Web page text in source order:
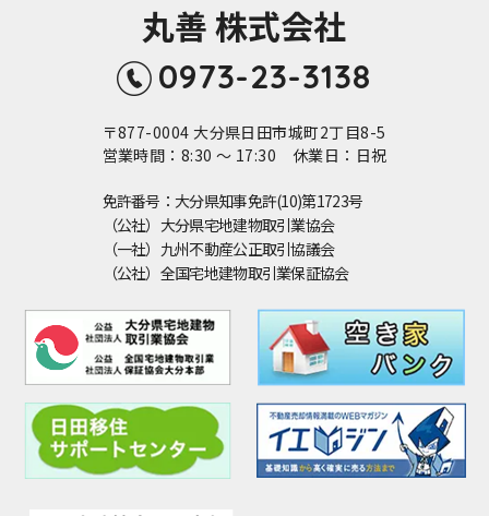
丸善 株式会社
0973-23-3138
〒877-0004 大分県日田市城町2丁目8-5
営業時間：8:30 ～ 17:30 休業日：日祝
免許番号：大分県知事免許(10)第1723号
（公社）大分県宅地建物取引業協会
（一社）九州不動産公正取引協議会
（公社）全国宅地建物取引業保証協会